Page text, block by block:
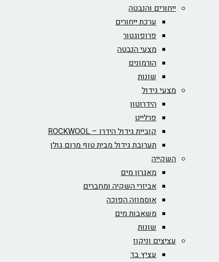
ייחורים והנבטה
ערכת ייחורים
פרופוגטור
מצעי הנבטה
הורמונים
שונות
מצעי גידול
הידרוטון
פרלייט
קוביית גידול הידרו – ROCKWOOL‏
תערובת גידול מבית טוף מרום גולן
השקייה
מאגרון מים
אביזרי השקיה ומחברים
אוסמוזה הפוכה
משאבות מים
שונות
עציצים וניקוז
עציץ בד